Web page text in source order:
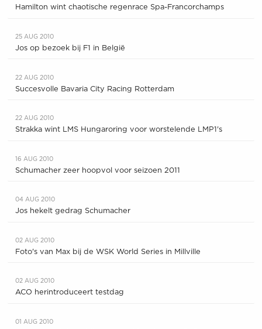
Hamilton wint chaotische regenrace Spa-Francorchamps
25 AUG 2010
Jos op bezoek bij F1 in België
22 AUG 2010
Succesvolle Bavaria City Racing Rotterdam
22 AUG 2010
Strakka wint LMS Hungaroring voor worstelende LMP1's
16 AUG 2010
Schumacher zeer hoopvol voor seizoen 2011
04 AUG 2010
Jos hekelt gedrag Schumacher
02 AUG 2010
Foto's van Max bij de WSK World Series in Millville
02 AUG 2010
ACO herintroduceert testdag
01 AUG 2010